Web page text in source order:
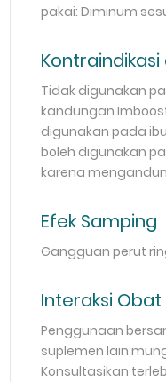
pakai: Diminum
Tidak digunakan
kandungan
digunakan pada
boleh digunakan
karena
Efek Samping
Gangguan perut
Interaksi Obat
Penggunaan
suplemen lain
Konsultasikan